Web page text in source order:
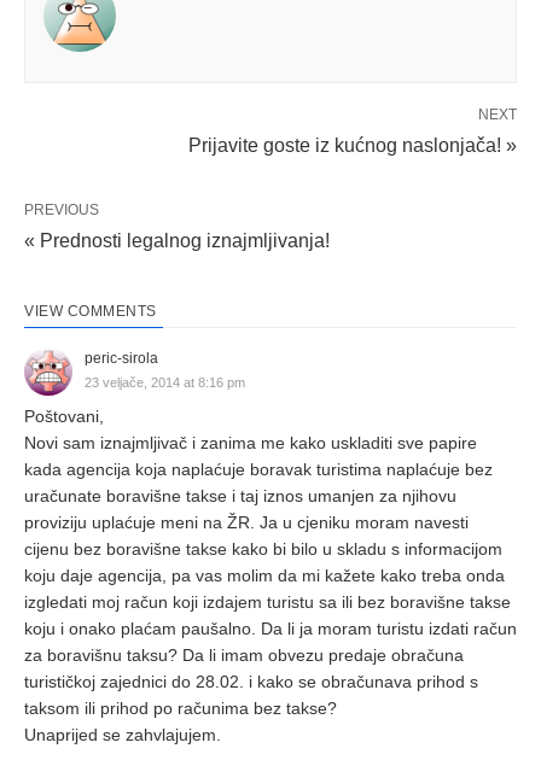
NEXT
Prijavite goste iz kućnog naslonjača! »
PREVIOUS
« Prednosti legalnog iznajmljivanja!
VIEW COMMENTS
peric-sirola
23 veljače, 2014 at 8:16 pm
Poštovani,
Novi sam iznajmljivač i zanima me kako uskladiti sve papire
kada agencija koja naplaćuje boravak turistima naplaćuje bez
uračunate boravišne takse i taj iznos umanjen za njihovu
proviziju uplaćuje meni na ŽR. Ja u cjeniku moram navesti
cijenu bez boravišne takse kako bi bilo u skladu s informacijom
koju daje agencija, pa vas molim da mi kažete kako treba onda
izgledati moj račun koji izdajem turistu sa ili bez boravišne takse
koju i onako plaćam paušalno. Da li ja moram turistu izdati račun
za boravišnu taksu? Da li imam obvezu predaje obračuna
turističkoj zajednici do 28.02. i kako se obračunava prihod s
taksom ili prihod po računima bez takse?
Unaprijed se zahvlajujem.